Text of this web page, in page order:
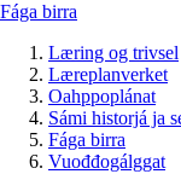
Fága birra
Læring og trivsel
Læreplanverket
Oahppoplánat
Sámi historjá ja
Fága birra
Vuođđogálggat